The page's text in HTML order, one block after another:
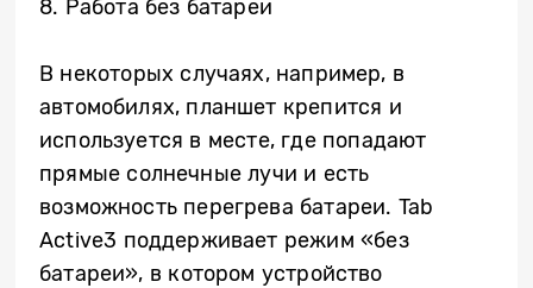
8. Работа без батареи
В некоторых случаях, например, в
автомобилях, планшет крепится и
используется в месте, где попадают
прямые солнечные лучи и есть
возможность перегрева батареи. Tab
Active3 поддерживает режим «без
батареи», в котором устройство